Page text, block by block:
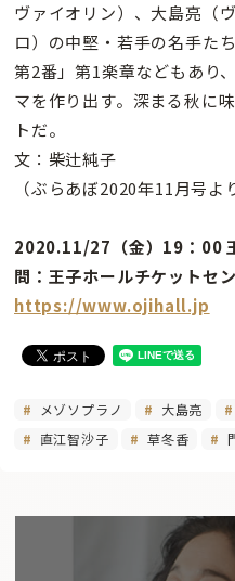
ヴァイオリン）、大島亮（
ロ）の中堅・若手の名手た
第2番」第1楽章などもあり
マを作り出す。深まる秋に
トだ。
文：柴辻純子
（ぶらあぼ2020年11月号よ
2020.11/27（金）19：00
問：王子ホールチケット
https://www.ojihall.jp
メゾソプラノ 大島亮
直江智沙子
草冬香